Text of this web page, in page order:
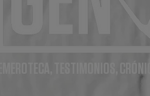
HEMEROTECA, TESTIMONIOS,